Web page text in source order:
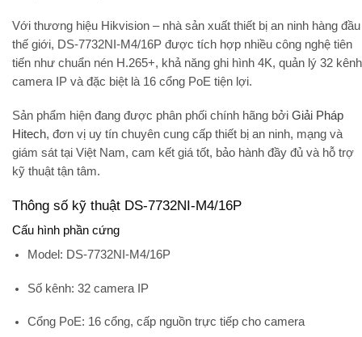
Với thương hiệu Hikvision – nhà sản xuất thiết bị an ninh hàng đầu
thế giới, DS-7732NI-M4/16P được tích hợp nhiều công nghệ tiên
tiến như chuẩn nén H.265+, khả năng ghi hình 4K, quản lý 32 kênh
camera IP và đặc biệt là 16 cổng PoE tiện lợi.
Sản phẩm hiện đang được phân phối chính hãng bởi Giải Pháp
Hitech, đơn vị uy tín chuyên cung cấp thiết bị an ninh, mạng và
giám sát tại Việt Nam, cam kết giá tốt, bảo hành đầy đủ và hỗ trợ
kỹ thuật tận tâm.
Thông số kỹ thuật DS-7732NI-M4/16P
Cấu hình phần cứng
Model: DS-7732NI-M4/16P
Số kênh: 32 camera IP
Cổng PoE: 16 cổng, cấp nguồn trực tiếp cho camera